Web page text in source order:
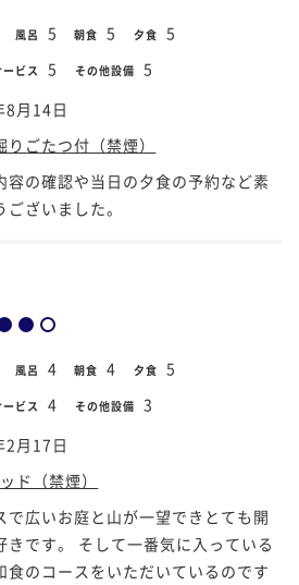
風呂 5 朝食 5 夕食 5
ビス 5 その他設備 5
8月14日
りごたつ付（禁煙）
容の確認や当日の夕食の予約など素
ざいました。
風呂 4 朝食 4 夕食 5
ビス 4 その他設備 3
2月17日
ド（禁煙）
で広いお庭と山が一望できとても開
です。 そして一番気に入っている
食のコースをいただいているのです